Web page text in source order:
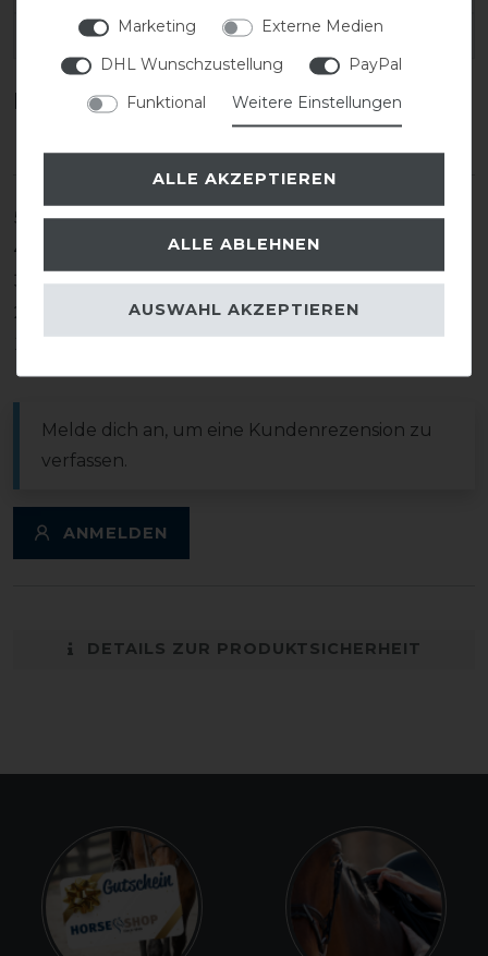
Kundenrezensionen (0)
5
0
4
0
3
0
2
0
1
Melde dich an, um eine Kundenrezension zu
verfassen.
ANMELDEN
DETAILS ZUR PRODUKTSICHERHEIT
Marketing
Externe Medien
DHL Wunschzustellung
PayPal
Funktional
Weitere Einstellungen
ALLE AKZEPTIEREN
ALLE ABLEHNEN
AUSWAHL AKZEPTIEREN